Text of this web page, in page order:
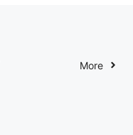
More